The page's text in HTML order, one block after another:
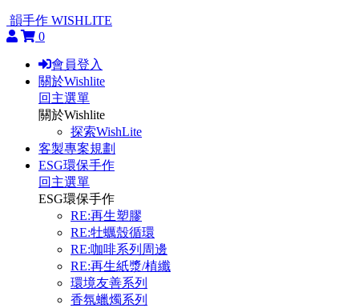
韻手作 WISHLITE
0
會員登入
關於Wishlite
回主選單
關於Wishlite
探索WishLite
客製專案規劃
ESG環保手作
回主選單
ESG環保手作
RE:再生塑膠
RE:牡蠣殼循環
RE:咖啡系列周邊
RE:再生紙漿/植纖
環境友善系列
香氛蠟燭系列